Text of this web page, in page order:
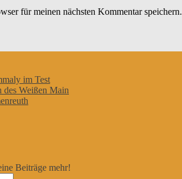
für meinen nächsten Kommentar speichern.
im Test
des Weißen Main
Beiträge mehr!